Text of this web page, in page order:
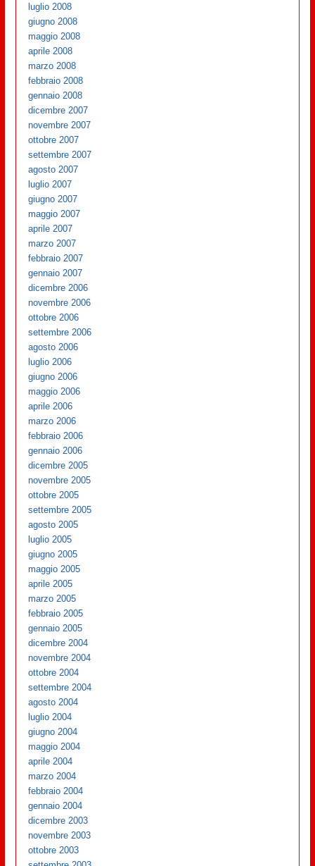
luglio 2008
giugno 2008
maggio 2008
aprile 2008
marzo 2008
febbraio 2008
gennaio 2008
dicembre 2007
novembre 2007
ottobre 2007
settembre 2007
agosto 2007
luglio 2007
giugno 2007
maggio 2007
aprile 2007
marzo 2007
febbraio 2007
gennaio 2007
dicembre 2006
novembre 2006
ottobre 2006
settembre 2006
agosto 2006
luglio 2006
giugno 2006
maggio 2006
aprile 2006
marzo 2006
febbraio 2006
gennaio 2006
dicembre 2005
novembre 2005
ottobre 2005
settembre 2005
agosto 2005
luglio 2005
giugno 2005
maggio 2005
aprile 2005
marzo 2005
febbraio 2005
gennaio 2005
dicembre 2004
novembre 2004
ottobre 2004
settembre 2004
agosto 2004
luglio 2004
giugno 2004
maggio 2004
aprile 2004
marzo 2004
febbraio 2004
gennaio 2004
dicembre 2003
novembre 2003
ottobre 2003